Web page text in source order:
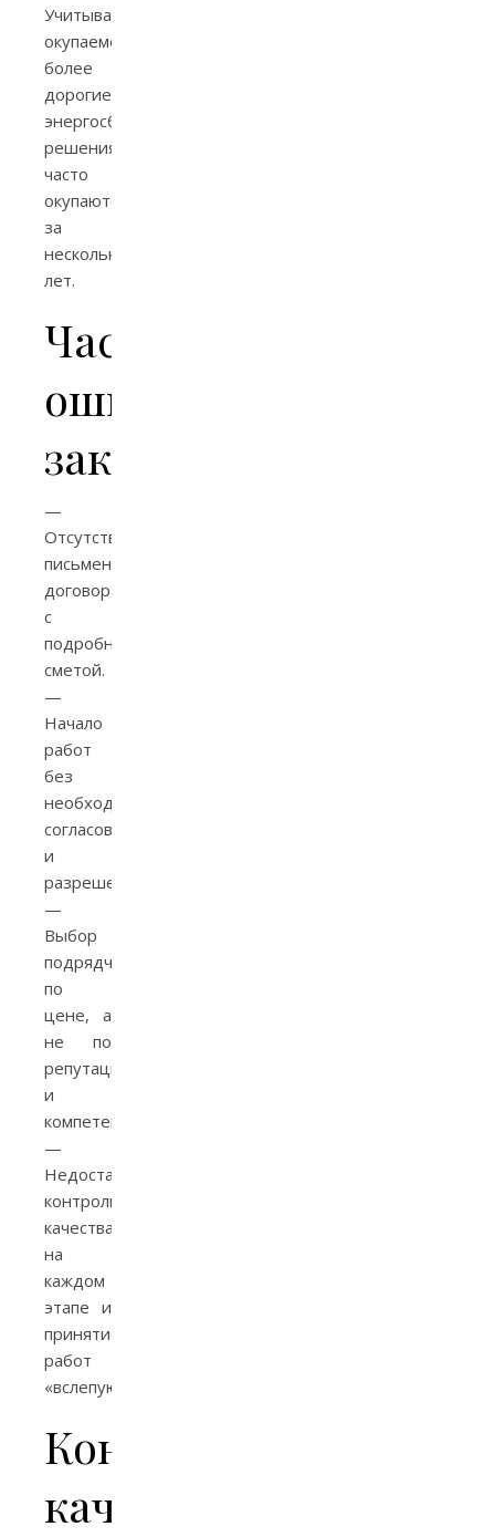
Учитывайте
окупаемость:
более
дорогие
энергосберегающие
решения
часто
окупаются
за
несколько
лет.
Частые
ошибки
заказчиков
—
Отсутствие
письменного
договора
с
подробной
сметой.
—
Начало
работ
без
необходимых
согласований
и
разрешений.
—
Выбор
подрядчика
по
цене, а
не по
репутации
и
компетенциям.
—
Недостаточный
контроль
качества
на
каждом
этапе и
принятие
работ
«вслепую».
Контроль
качества